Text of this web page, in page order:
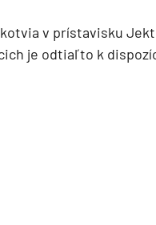
v prístavisku
je odtiaľto k